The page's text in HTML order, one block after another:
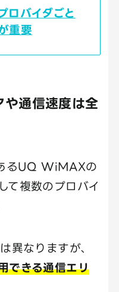
ロバイダごと
重要
通信速度は全
るUQ WiMAXの
て複数のプロバイ
異なりますが、
できる通信エリ